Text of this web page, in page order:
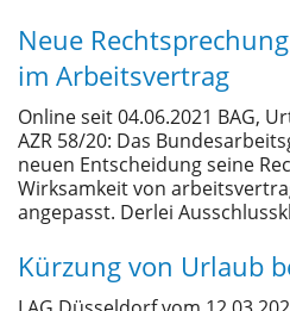
Neue
im Arbeitsvertrag
Online seit 04.06.2021 BAG,
AZR 58/20: Das
neuen Entscheidung seine
Wirksamkeit von
angepasst. Derlei
Kürzung von Urlaub